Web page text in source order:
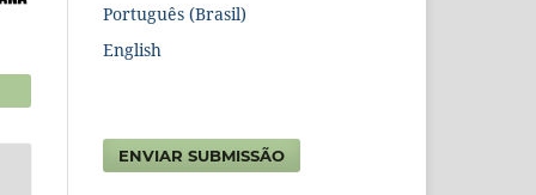
Português (Brasil)
English
ENVIAR SUBMISSÃO